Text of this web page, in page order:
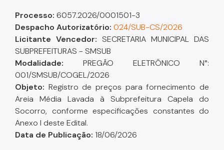
Processo: 6057.2026/0001501-3
Despacho Autorizatório: 024/SUB-CS/2026
Licitante Vencedor: SECRETARIA MUNICIPAL DAS
SUBPREFEITURAS - SMSUB
Modalidade: PREGÃO ELETRÔNICO N°:
001/SMSUB/COGEL/2026
Objeto: Registro de preços para fornecimento de
Areia Média Lavada à Subprefeitura Capela do
Socorro, conforme especificações constantes do
Anexo I deste Edital.
Data de Publicação: 18/06/2026